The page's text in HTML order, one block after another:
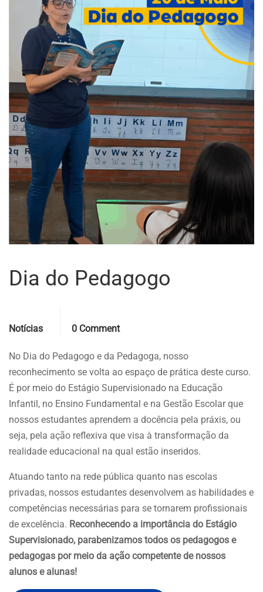
Dia do Pedagogo
Notícias 0 Comment
No Dia do Pedagogo e da Pedagoga, nosso
reconhecimento se volta ao espaço de prática deste curso.
É por meio do Estágio Supervisionado na Educação
Infantil, no Ensino Fundamental e na Gestão Escolar que
nossos estudantes aprendem a docência pela práxis, ou
seja, pela ação reflexiva que visa à transformação da
realidade educacional na qual estão inseridos.
Atuando tanto na rede pública quanto nas escolas
privadas, nossos estudantes desenvolvem as habilidades e
competências necessárias para se tornarem profissionais
de excelência. Reconhecendo a importância do Estágio
Supervisionado, parabenizamos todos os pedagogos e
pedagogas por meio da ação competente de nossos
alunos e alunas!